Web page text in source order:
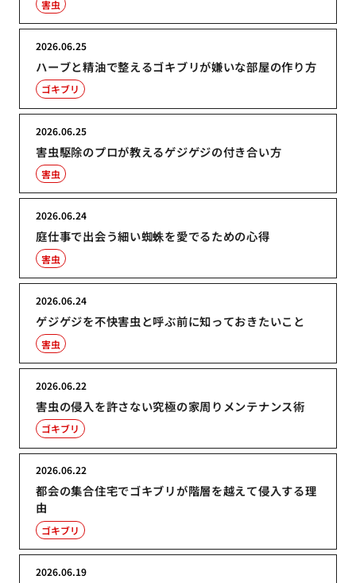
害虫
ハーブと精油で整えるゴキブリが嫌いな部屋の作り方
2026.06.25
ゴキブリ
害虫駆除のプロが教えるゲジゲジの付き合い方
2026.06.25
害虫
庭仕事で出会う細い蜘蛛を愛でるための心得
2026.06.24
害虫
ゲジゲジを不快害虫と呼ぶ前に知っておきたいこと
2026.06.24
害虫
害虫の侵入を許さない究極の家周りメンテナンス術
2026.06.22
ゴキブリ
都会の集合住宅でゴキブリが階層を越えて侵入する理
由
2026.06.22
ゴキブリ
2026.06.19